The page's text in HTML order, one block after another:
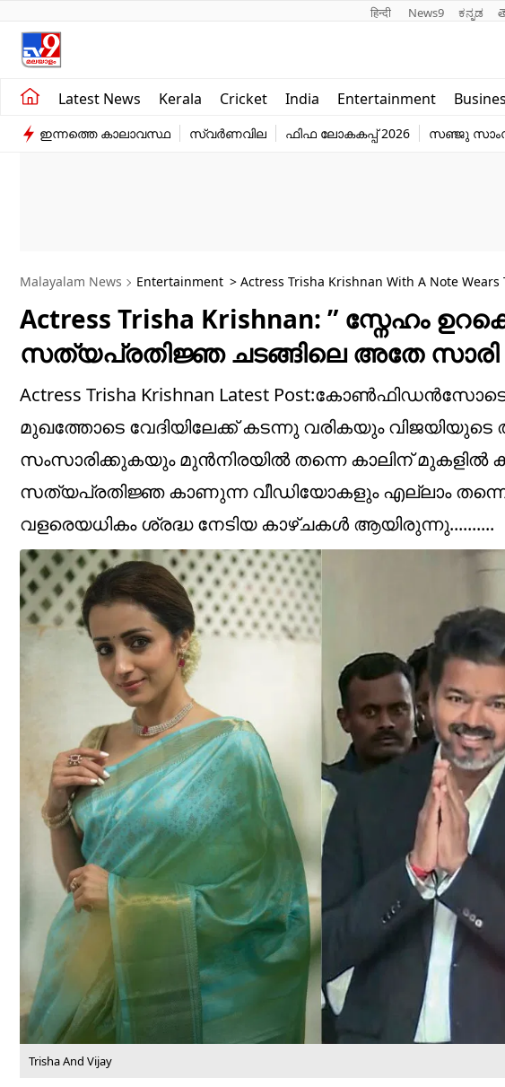
हिन्दी News9 ಕನ್ನಡ
Latest News Kerala Cricket India Entertainment
Kerala
India
Education
ഇന്നത്തെ കാലാവസ്ഥ സ്വർണവില ഫിഫ ലോകകപ്പ് 2026 സഞ്ജു
Malayalam News Entertainment > Actress Trisha Krishnan With A Note
Says The Love Is Always Louder
Actress Trisha Krishnan: ” സ്നേഹം
സത്യപ്രതിജ്ഞ ചടങ്ങിലെ അതേ സാരി
Actress Trisha Krishnan Latest
മുഖത്തോടെ വേദിയിലേക്ക് കടന്നു വരികയും വിജയിയുടെ
സംസാരിക്കുകയും മുൻനിരയിൽ തന്നെ കാലിന് മുകളിൽ
സത്യപ്രതിജ്ഞ കാണുന്ന വീഡിയോകളും എല്ലാം
വളരെയധികം ശ്രദ്ധ നേടിയ കാഴ്ചകൾ ആയിരുന്നു..........
Trisha And Vijay